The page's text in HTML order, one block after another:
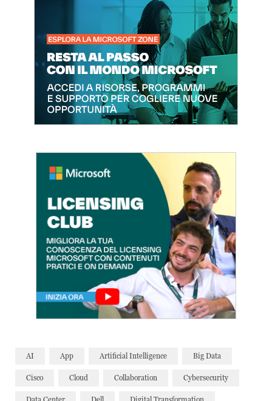
AI App Artificial Intelligence Big Data
Cisco Cloud Collaboration Cybersecurity